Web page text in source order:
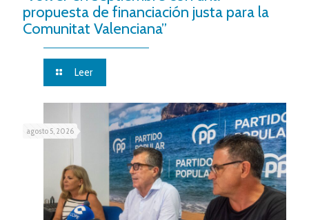
propuesta de financiación justa para la
Comunitat Valenciana”
Leer
agosto 5, 2026